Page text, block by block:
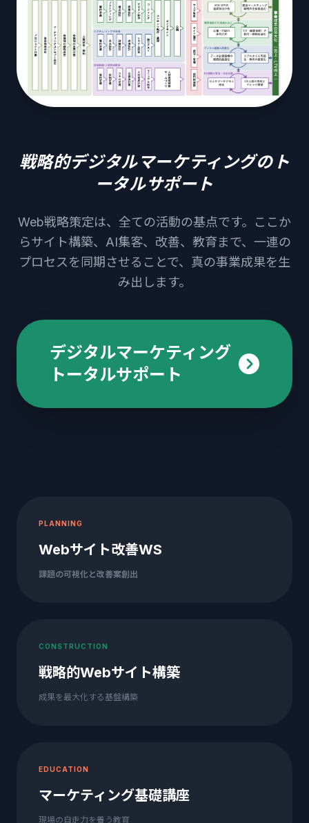
戦略的デジタルマーケティングのト
ータルサポート
Web戦略策定は、全ての活動の基点です。ここか
らサイト構築、AI集客、改善、教育まで、一連の
プロセスを同期させることで、真の事業成果を生
み出します。
デジタルマーケティング
トータルサポート
PLANNING
Webサイト改善WS
課題の可視化と改善案創出
CONSTRUCTION
戦略的Webサイト構築
成果を最大化する基盤構築
EDUCATION
マーケティング基礎講座
現場の自走力を養う教育